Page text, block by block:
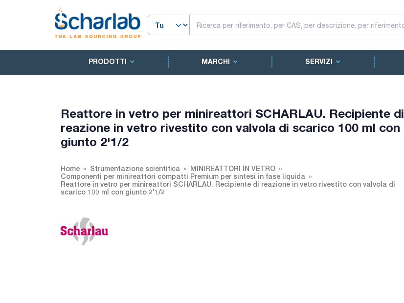
PRODOTTI MARCHI SERVIZI
Reattore in vetro per minireattori SCHARLAU. Recipiente di
reazione in vetro rivestito con valvola di scarico 100 ml con
giunto 2'1/2
Home Strumentazione scientifica
MINIREATTORI IN VETRO
Componenti per minireattori compatti Premium per sintesi in fase liquida
Reattore in vetro per minireattori SCHARLAU. Recipiente di reazione in vetro rivestito con valvola di
scarico 100 ml con giunto 2'1/2